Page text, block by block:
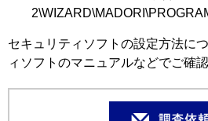
セキュリティソフトの設定方法に
ィソフトのマニュアルなどでご確認